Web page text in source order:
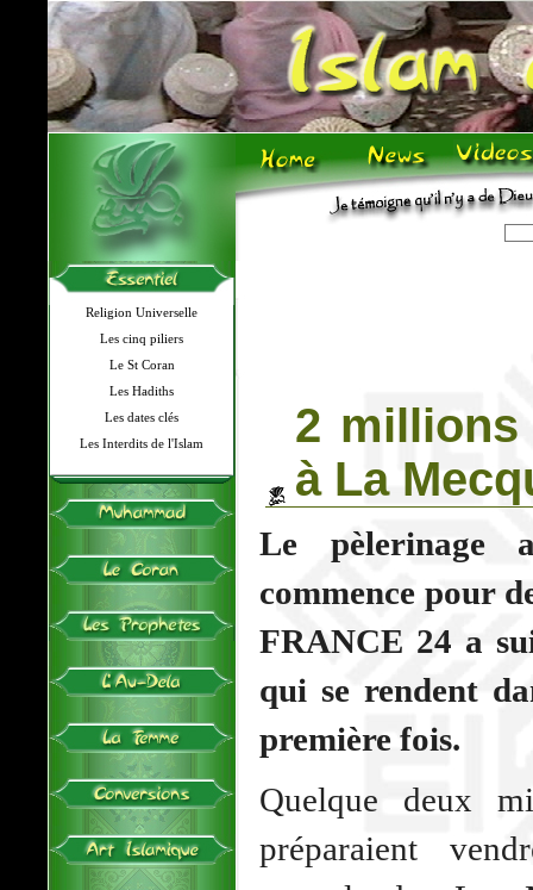
Religion Universelle
Les cinq piliers
Le St Coran
Les Hadiths
Les dates clés
Les Interdits de l'Islam
2 millions
à La
Le pèlerinage
commence pour
FRANCE 24 a
qui se rendent
première fois.
Quelque deux
préparaient